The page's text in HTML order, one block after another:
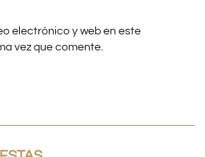
electrónico y web en este
vez que comente.